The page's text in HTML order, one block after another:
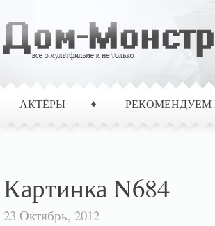
АКТЁРЫ РЕКОМЕНДУЕМ
Картинка N684
23 Октябрь, 2012